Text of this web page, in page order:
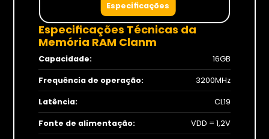
Seja Revenda
Especificações
Especificações Técnicas da
Memória RAM Clanm
Capacidade: 16GB
Frequência de operação: 3200MHz
Latência: CL19
Fonte de alimentação: VDD = 1,2V